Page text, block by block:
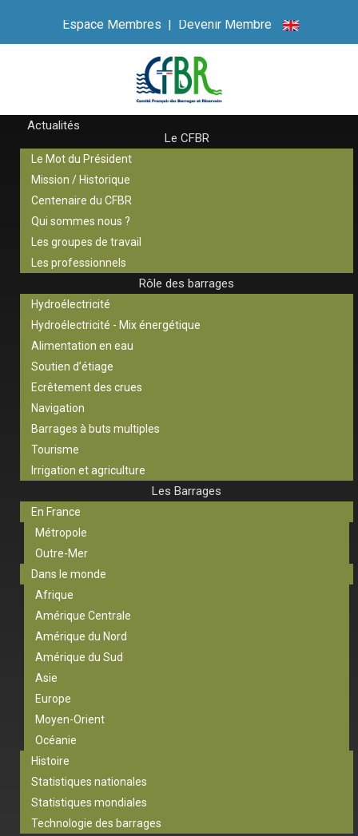
Espace Membres | Devenir Membre
Actualités
Le CFBR
Le Mot du Président
Mission / Historique
Centenaire du CFBR
Qui sommes nous ?
Les groupes de travail
Les professionnels
Rôle des barrages
Hydroélectricité
Hydroélectricité - Mix énergétique
Alimentation en eau
Soutien d’étiage
Ecrêtement des crues
Navigation
Barrages à buts multiples
Tourisme
Irrigation et agriculture
Les Barrages
En France
Métropole
Outre-Mer
Dans le monde
Afrique
Amérique Centrale
Amérique du Nord
Amérique du Sud
Asie
Europe
Moyen-Orient
Océanie
Histoire
Statistiques nationales
Statistiques mondiales
Technologie des barrages